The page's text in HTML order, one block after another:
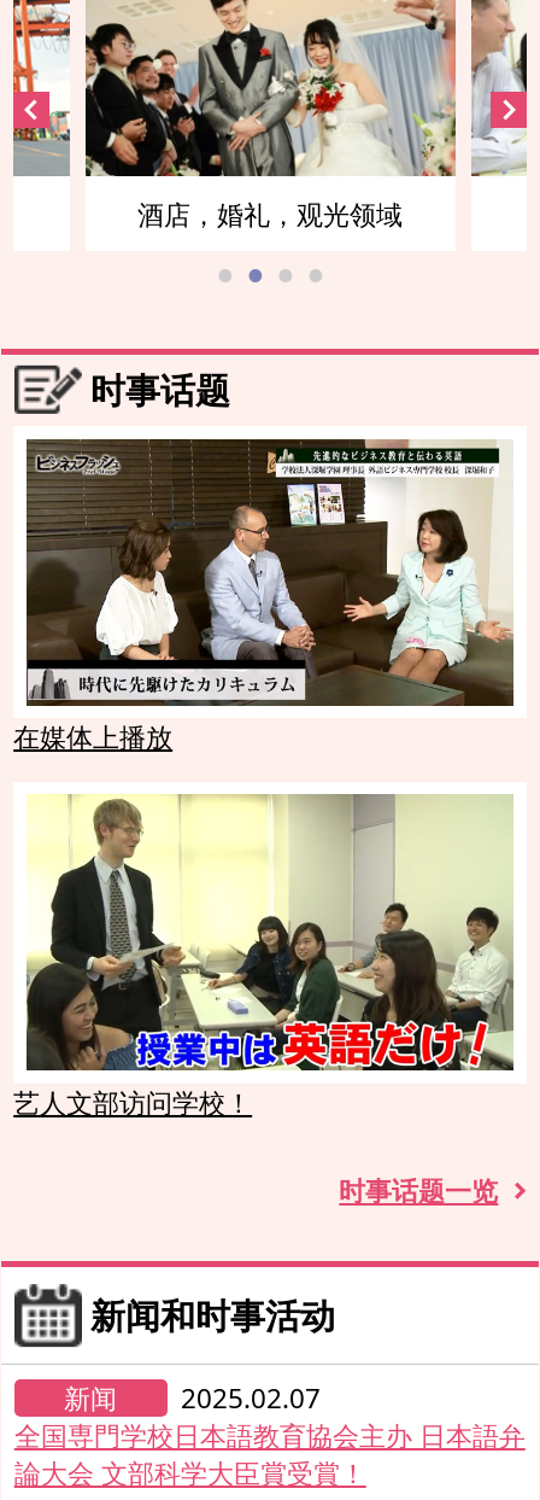
酒店，婚礼，观光领域
时事话题
在媒体上播放
艺人文部访问学校！
时事话题一览
新闻和时事活动
新闻
2025.02.07
全国専門学校日本語教育協会主办 日本語弁
論大会 文部科学大臣賞受賞！